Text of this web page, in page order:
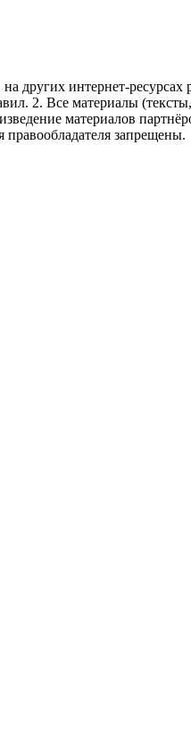
других интернет-
2. Все материалы
материалов
запрещены.